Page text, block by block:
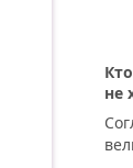
не